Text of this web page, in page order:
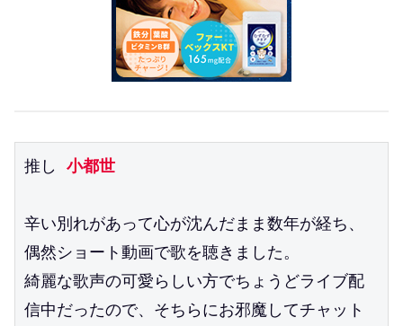
推し 小都世
辛い別れがあって心が沈んだまま数年が経ち、
偶然ショート動画で歌を聴きました。
綺麗な歌声の可愛らしい方でちょうどライブ配
信中だったので、そちらにお邪魔してチャット